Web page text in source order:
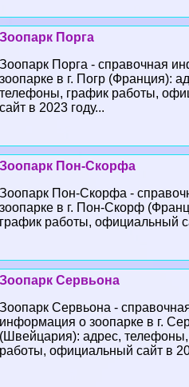
Зоопарк Порга
Зоопарк Порга - справочная
зоопарке в г. Погр (Франция):
телефоны, график работы,
сайт в 2023 году...
Зоопарк Пон-Скорфа
Зоопарк Пон-Скорфа -
зоопарке в г. Пон-Скорф
график работы, официальный
Зоопарк Сервьона
Зоопарк Сервьона -
информация о зоопарке в г.
(Швейцария): адрес,
работы, официальный сайт в